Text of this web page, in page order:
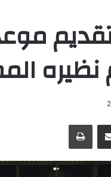
مشاركة عبر البريد طباعة